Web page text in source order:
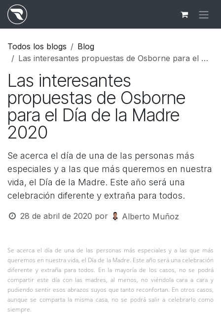
Ir al contenido
Todos los blogs
Blog
Las interesantes propuestas de Osborne para el Día de la Madre 2020
Las interesantes
propuestas de Osborne
para el Día de la Madre
2020
Se acerca el día de una de las personas más
especiales y a las que más queremos en nuestra
vida, el Día de la Madre. Este año será una
celebración diferente y extraña para todos.
28 de abril de 2020 por Alberto Muñoz
Se acerca el día de una de las personas más especiales y a las que más
queremos en nuestra vida, el Día de la Madre. Este año será una celebración
diferente y extraña para todos. En la mayoría de los casos, no se podrá
compartir este día con las madres, al menos, no viéndola cara a cara y
pudiendo sentir esos abrazos suyos que tanto reconfortan. En otros casos,
aunque se comparta la misma casa, no se podrá salir a celebrarlo como
siempre.